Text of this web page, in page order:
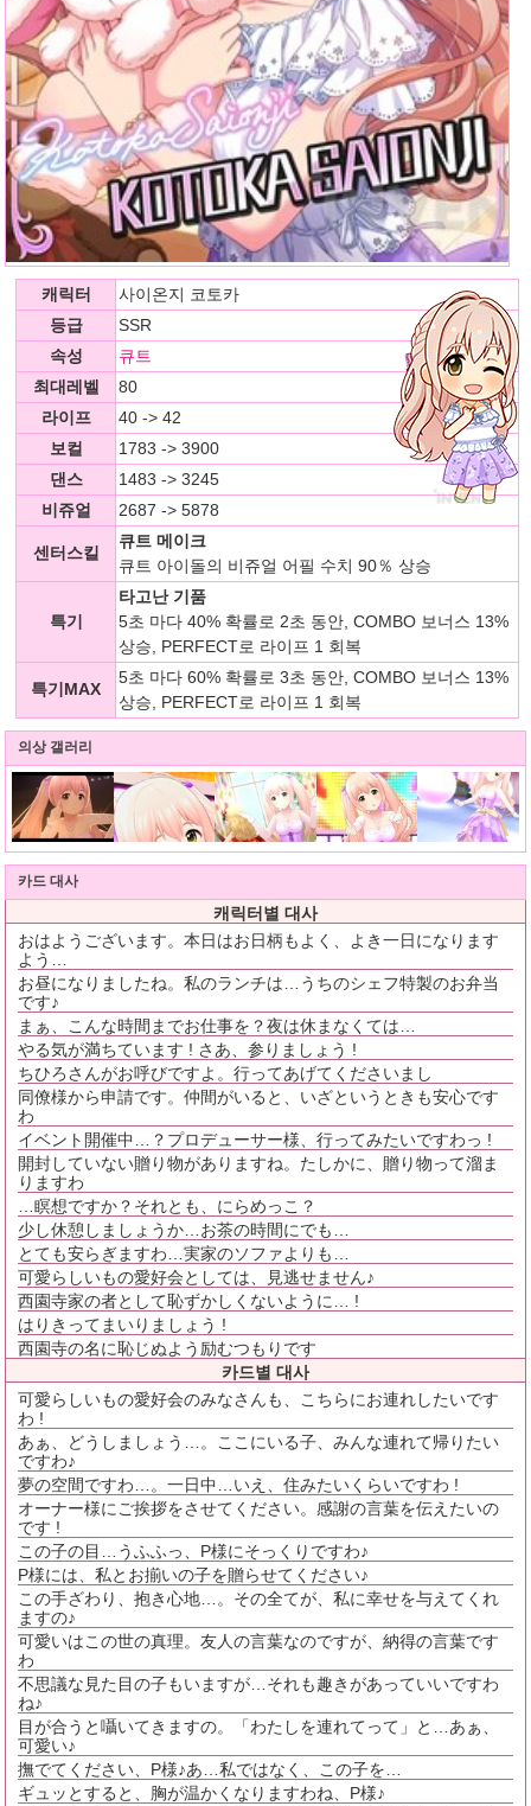
캐릭터
사이온지 코토카
등급
SSR
속성
큐트
최대레벨
80
라이프
40 -> 42
보컬
1783 -> 3900
댄스
1483 -> 3245
비쥬얼
2687 -> 5878
센터스킬
큐트 메이크
큐트 아이돌의 비쥬얼 어필 수치 90％ 상승
특기
타고난 기품
5초 마다 40% 확률로 2초 동안, COMBO 보너스 13%
상승, PERFECT로 라이프 1 회복
특기MAX
5초 마다 60% 확률로 3초 동안, COMBO 보너스 13%
상승, PERFECT로 라이프 1 회복
의상 갤러리
카드 대사
캐릭터별 대사
おはようございます。本日はお日柄もよく、よき一日になります
よう…
お昼になりましたね。私のランチは…うちのシェフ特製のお弁当
です♪
まぁ、こんな時間までお仕事を？夜は休まなくては…
やる気が満ちています ! さあ、参りましょう !
ちひろさんがお呼びですよ。行ってあげてくださいまし
同僚様から申請です。仲間がいると、いざというときも安心です
わ
イベント開催中…？プロデューサー様、行ってみたいですわっ !
開封していない贈り物がありますね。たしかに、贈り物って溜ま
りますわ
…瞑想ですか？それとも、にらめっこ？
少し休憩しましょうか…お茶の時間にでも…
とても安らぎますわ…実家のソファよりも…
可愛らしいもの愛好会としては、見逃せません♪
西園寺家の者として恥ずかしくないように… !
はりきってまいりましょう !
西園寺の名に恥じぬよう励むつもりです
카드별 대사
可愛らしいもの愛好会のみなさんも、こちらにお連れしたいです
わ !
あぁ、どうしましょう…。ここにいる子、みんな連れて帰りたい
ですわ♪
夢の空間ですわ…。一日中…いえ、住みたいくらいですわ !
オーナー様にご挨拶をさせてください。感謝の言葉を伝えたいの
です !
この子の目…うふふっ、P様にそっくりですわ♪
P様には、私とお揃いの子を贈らせてください♪
この手ざわり、抱き心地…。その全てが、私に幸せを与えてくれ
ますの♪
可愛いはこの世の真理。友人の言葉なのですが、納得の言葉です
わ
不思議な見た目の子もいますが…それも趣きがあっていいですわ
ね♪
目が合うと囁いてきますの。「わたしを連れてって」と…あぁ、
可愛い♪
撫でてください、P様♪あ…私ではなく、この子を…
ギュッとすると、胸が温かくなりますわね、P様♪